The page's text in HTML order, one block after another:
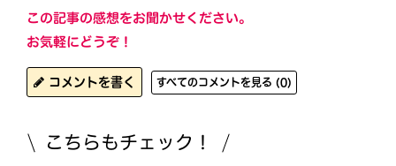
この記事の感想をお聞かせください。
お気軽にどうぞ！
コメントを書く すべてのコメントを見る (0)
こちらもチェック！